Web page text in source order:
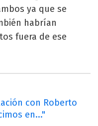
ya que se
habrían
fuera de ese
con Roberto
en..."